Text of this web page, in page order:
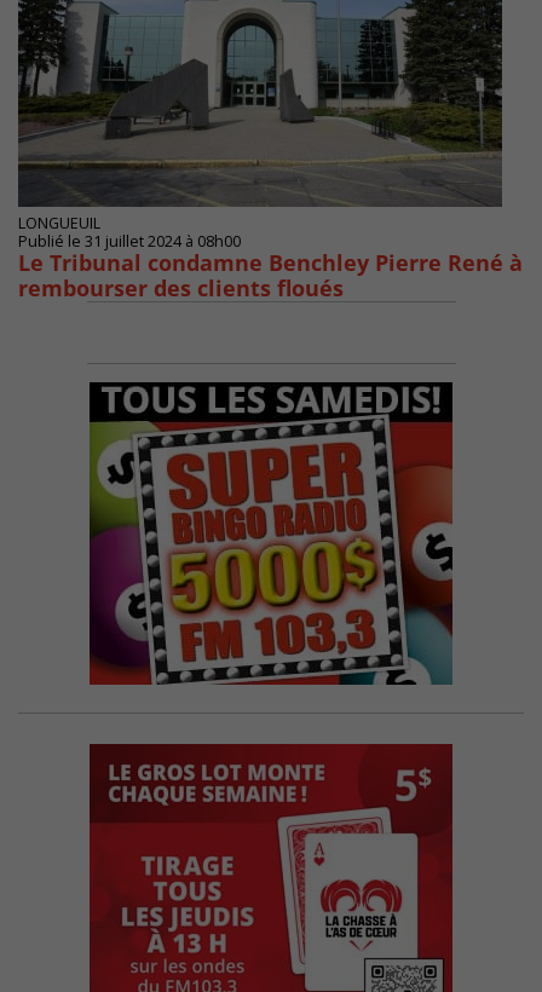
LONGUEUIL
Publié le 31 juillet 2024 à 08h00
Le Tribunal condamne Benchley Pierre René à
rembourser des clients floués